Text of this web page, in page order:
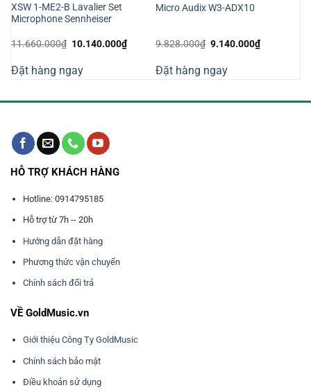
XSW 1-ME2-B Lavalier Set
Microphone Sennheiser
11.660.000₫ Giá
11.660.000₫.
10.140.000₫Giá
hiện
10.140.000₫.
Đặt hàng ngay
Micro Audix W3-ADX10
9.828.000₫ Giá
9.828.000₫.
9.140.000₫Giá
hiện
Đặt hàng ngay
HỖ TRỢ KHÁCH HÀNG
Hotline: 0914795185
Hỗ trợ từ 7h -- 20h
Hướng dẫn đặt hàng
Phương thức vận chuyển
Chính sách đổi trả
VỀ GoldMusic.vn
Giới thiệu Công Ty GoldMusic
Chính sách bảo mật
Điều khoản sử dụng